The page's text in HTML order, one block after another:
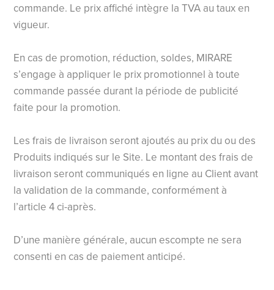
commande. Le prix affiché intègre la TVA au taux en
vigueur.
En cas de promotion, réduction, soldes, MIRARE
s’engage à appliquer le prix promotionnel à toute
commande passée durant la période de publicité
faite pour la promotion.
Les frais de livraison seront ajoutés au prix du ou des
Produits indiqués sur le Site. Le montant des frais de
livraison seront communiqués en ligne au Client avant
la validation de la commande, conformément à
l’article 4 ci-après.
D’une manière générale, aucun escompte ne sera
consenti en cas de paiement anticipé.